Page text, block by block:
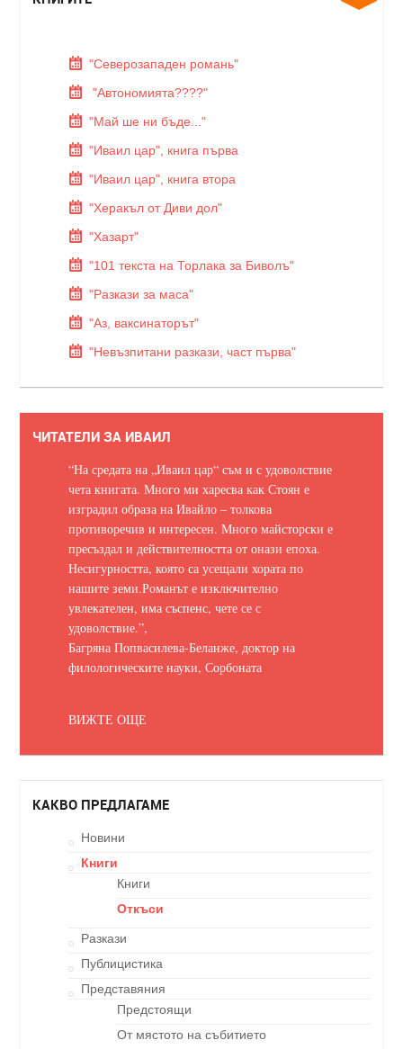
"Северозападен романь"
"Автономията????"
"Май ше ни бъде..."
"Иваил цар", книга първа
"Иваил цар", книга втора
"Херакъл от Диви дол"
"Хазарт"
"101 текста на Торлака за Биволъ"
"Разкази за маса"
"Аз, ваксинаторът"
"Невъзпитани разкази, част първа"
ЧИТАТЕЛИ ЗА ИВАИЛ
“На средата на „Иваил цар“ съм и с удоволствие
чета книгата. Много ми харесва как Стоян е
изградил образа на Ивайло – толкова
противоречив и интересен. Много майсторски е
пресъздал и действителността от онази епоха.
Несигурността, която са усещали хората по
нашите земи.Романът е изключително
увлекателен, има съспенс, чете се с
удоволствие.”,
Багряна Попвасилева-Беланже, доктор на
филологическите науки, Сорбоната
ВИЖТЕ ОЩЕ
КАКВО ПРЕДЛАГАМЕ
Новини
Книги
Книги
Откъси
Разкази
Публицистика
Представяния
Предстоящи
От мястото на събитието